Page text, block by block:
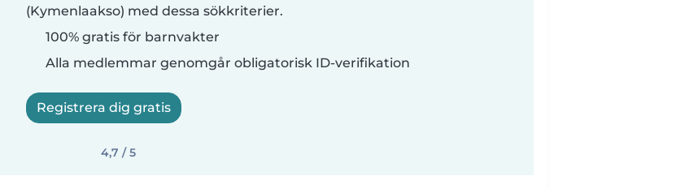
(Kymenlaakso) med dessa sökkriterier.
100% gratis för barnvakter
Alla medlemmar genomgår obligatorisk ID-verifikation
Registrera dig gratis
4,7 / 5